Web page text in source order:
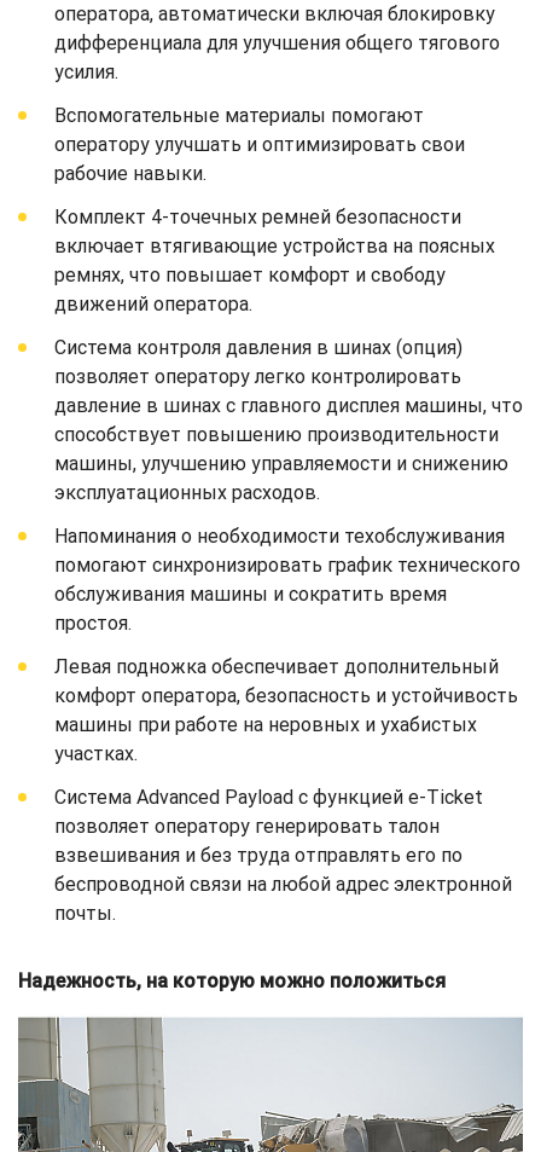
оператора, автоматически включая блокировку
дифференциала для улучшения общего тягового
усилия.
Вспомогательные материалы помогают
оператору улучшать и оптимизировать свои
рабочие навыки.
Комплект 4-точечных ремней безопасности
включает втягивающие устройства на поясных
ремнях, что повышает комфорт и свободу
движений оператора.
Система контроля давления в шинах (опция)
позволяет оператору легко контролировать
давление в шинах с главного дисплея машины, что
способствует повышению производительности
машины, улучшению управляемости и снижению
эксплуатационных расходов.
Напоминания о необходимости техобслуживания
помогают синхронизировать график технического
обслуживания машины и сократить время
простоя.
Левая подножка обеспечивает дополнительный
комфорт оператора, безопасность и устойчивость
машины при работе на неровных и ухабистых
участках.
Система Advanced Payload с функцией e-Ticket
позволяет оператору генерировать талон
взвешивания и без труда отправлять его по
беспроводной связи на любой адрес электронной
почты.
Надежность, на которую можно положиться